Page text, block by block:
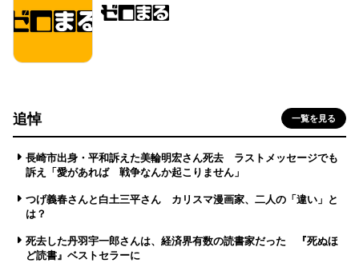
追悼 一覧を見る
長崎市出身・平和訴えた美輪明宏さん死去 ラストメッセージでも
訴え「愛があれば 戦争なんか起こりません」
つげ義春さんと白土三平さん カリスマ漫画家、二人の「違い」と
は？
死去した丹羽宇一郎さんは、経済界有数の読書家だった 『死ぬほ
ど読書』ベストセラーに